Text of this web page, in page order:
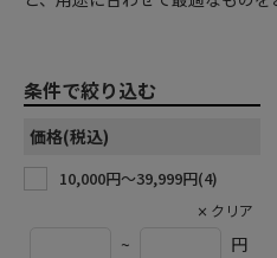
条件で絞り込む
価格(税込)
10,000円〜39,999円(4)
~ 円